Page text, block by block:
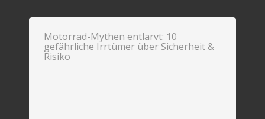
Motorrad-Mythen entlarvt: 10
gefährliche Irrtümer über Sicherheit &
Risiko